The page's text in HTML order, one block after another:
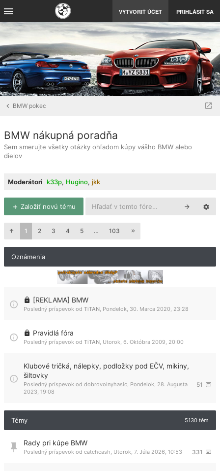
VYTVORIŤ ÚČET PRIHLÁSIŤ SA
BMW pokec
BMW nákupná poradňa
Sem smerujte všetky otázky ohľadom kúpy vášho BMW alebo
dielov
Moderátori k33p, Hugino, jkk
Založiť novú tému
1 2 3 4 5 … 103
Oznámenia
[REKLAMA] BMW
Posledný príspevok od TiTAN Pondelok, 30. Marca 2020, 23:28
Pravidlá fóra
Posledný príspevok od TiTAN Utorok, 6. Októbra 2009, 20:00
Klubové tričká, nálepky, podložky pod EČV, mikiny,
šiltovky
51
Posledný príspevok od dobrovolnyhasic Pondelok, 28. Augusta
2023, 19:08
Témy 5130 tém
Rady pri kúpe BMW
331
Posledný príspevok od catchcash Utorok, 7. Júla 2026, 10:53